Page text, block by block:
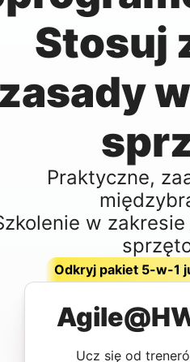
Stosuj
Praktyczne,
w
Odkryj pakiet 5-w-1
Ucz się od